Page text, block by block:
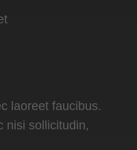
laoreet faucibus.
nisi sollicitudin,